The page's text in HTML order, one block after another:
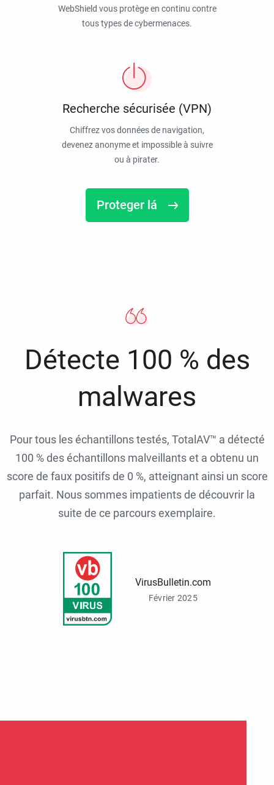
WebShield vous protège en continu contre
tous types de cybermenaces.
Recherche sécurisée (VPN)
Chiffrez vos données de navigation,
devenez anonyme et impossible à suivre
ou à pirater.
Proteger lá
Détecte 100 % des
malwares
Pour tous les échantillons testés, TotalAV™ a détecté
100 % des échantillons malveillants et a obtenu un
score de faux positifs de 0 %, atteignant ainsi un score
parfait. Nous sommes impatients de découvrir la
suite de ce parcours exemplaire.
VirusBulletin.com
Février 2025